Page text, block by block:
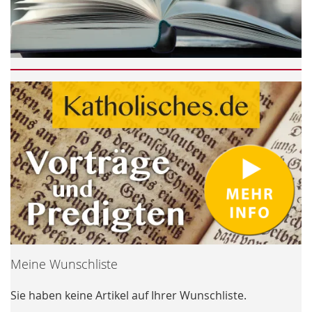
Meine Wunschliste
Sie haben keine Artikel auf Ihrer Wunschliste.